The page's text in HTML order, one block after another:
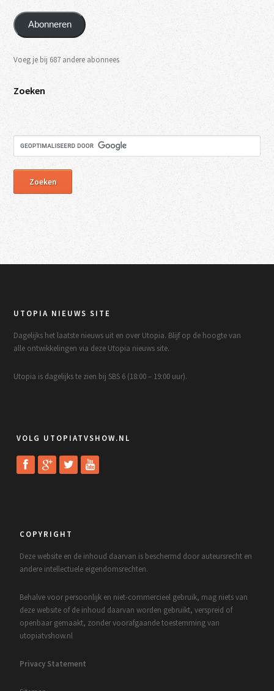
Abonneren
Voeg je bij 687 andere abonnees
Zoeken
UTOPIA NIEUWS SITE
Dagelijks het laatste nieuws uit en over Utopia. Blijf op de hoogte van
alle ontwikkelingen via deze Utopia nieuws site.
Utopia is dagelijks te zien bij SBS 6 (18:00 – 19:00 uur).
VOLG UTOPIATVSHOW.NL
COPYRIGHT
Deze website en de inhoud daarvan is beschermd door auteursrecht en
andere intellectuele eigendomsrechten.
Behalve voor persoonlijk en niet-commercieel gebruik, mag niets van
deze website of de inhoud daarvan worden gebruikt, verspreid of
openbaar gemaakt, zonder voorafgaande toestemming van
utopiatvshow.nl
Privacy Statement